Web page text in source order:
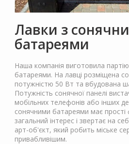
Лавки з
батареями
Наша компанія виготовила
батареями. На лавці розміщена
потужністю 50 Вт та вбудована
Потужність сонячної панелі
мобільних телефонів або інших
сонячними батареями має
загальний інтерес і звертає на
арт-об'єкт, який робить міське
привабливішим.